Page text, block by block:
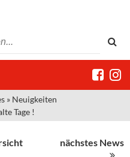
» Neuigkeiten
Tage !
nächstes News